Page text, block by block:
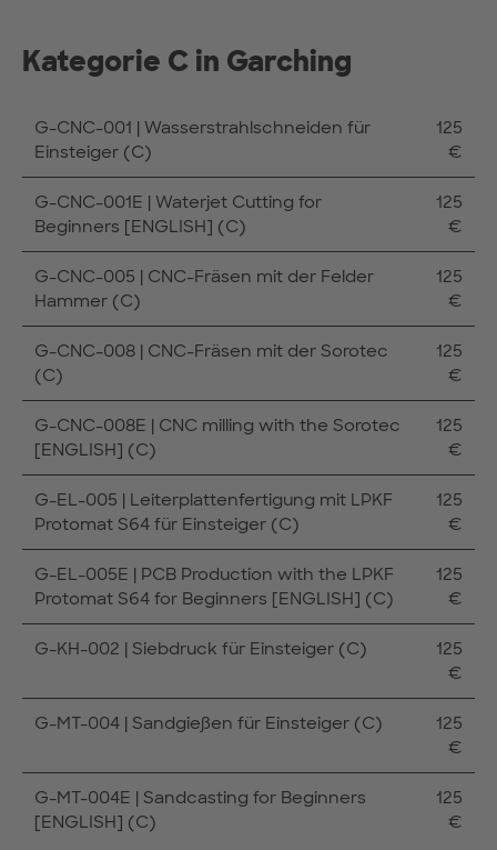
Kategorie C in Garching
G-CNC-001 | Wasserstrahlschneiden für
Einsteiger (C)
125
€
G-CNC-001E | Waterjet Cutting for
Beginners [ENGLISH] (C)
125
€
G-CNC-005 | CNC-Fräsen mit der Felder
Hammer (C)
125
€
G-CNC-008 | CNC-Fräsen mit der Sorotec
(C)
125
€
G-CNC-008E | CNC milling with the Sorotec
[ENGLISH] (C)
125
€
G-EL-005 | Leiterplattenfertigung mit LPKF
Protomat S64 für Einsteiger (C)
125
€
G-EL-005E | PCB Production with the LPKF
Protomat S64 for Beginners [ENGLISH] (C)
125
€
G-KH-002 | Siebdruck für Einsteiger (C)
125
€
G-MT-004 | Sandgießen für Einsteiger (C)
125
€
G-MT-004E | Sandcasting for Beginners
[ENGLISH] (C)
125
€